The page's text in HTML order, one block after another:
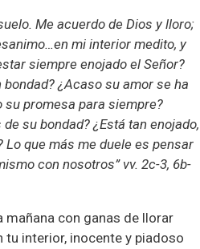
Me acuerdo de Dios y lloro;
mi interior medito, y
siempre enojado el Señor?
¿Acaso su amor se ha
su promesa para siempre?
su bondad? ¿Está tan enojado,
Lo que más me duele es pensar
con nosotros” vv. 2c-3, 6b-
mañana con ganas de llorar
tu interior, inocente y piadoso